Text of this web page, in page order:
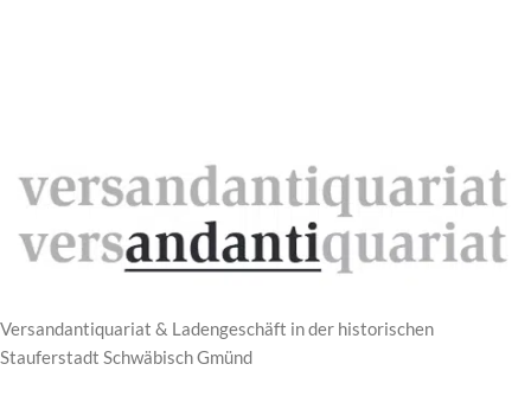
Versandantiquariat & Ladengeschäft in der historischen
Stauferstadt Schwäbisch Gmünd